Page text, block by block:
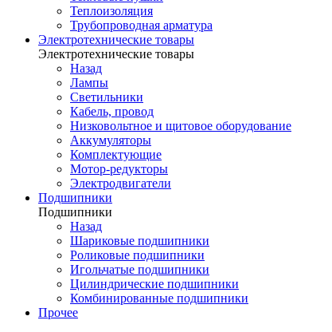
Теплоизоляция
Трубопроводная арматура
Электротехнические товары
Электротехнические товары
Назад
Лампы
Светильники
Кабель, провод
Низковольтное и щитовое оборудование
Аккумуляторы
Комплектующие
Мотор-редукторы
Электродвигатели
Подшипники
Подшипники
Назад
Шариковые подшипники
Роликовые подшипники
Игольчатые подшипники
Цилиндрические подшипники
Комбинированные подшипники
Прочее